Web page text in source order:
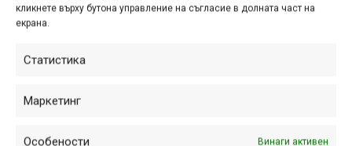
кликнете върху бутона управление на съгласие в долната част на
екрана.
Статистика
Маркетинг
Особености Винаги активен
тъмните смесени гори. На хижа „Чеплес“ ни чака